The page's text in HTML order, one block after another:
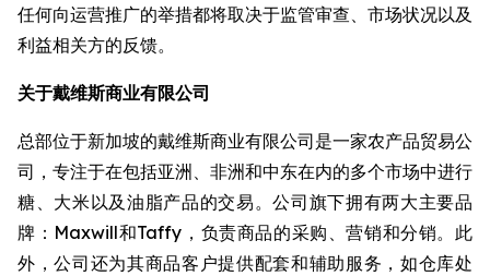
任何向运营推广的举措都将取决于监管审查、市场状况以及
利益相关方的反馈。
关于戴维斯商业有限公司
总部位于新加坡的戴维斯商业有限公司是一家农产品贸易公
司，专注于在包括亚洲、非洲和中东在内的多个市场中进行
糖、大米以及油脂产品的交易。公司旗下拥有两大主要品
牌：Maxwill和Taffy，负责商品的采购、营销和分销。此
外，公司还为其商品客户提供配套和辅助服务，如仓库处